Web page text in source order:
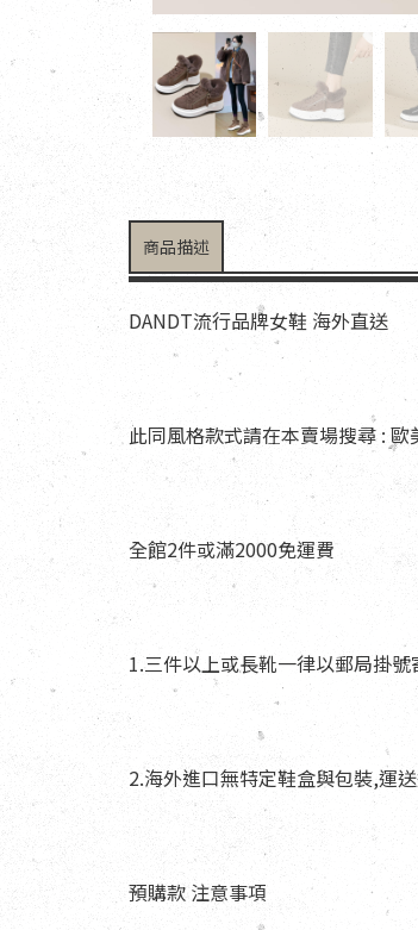
商品描述
DANDT流行品牌女鞋 海外直送
此同風格款式請在本賣場搜尋 : 歐
全館2件或滿2000免運費
1.三件以上或長靴一律以郵局掛
2.海外進口無特定鞋盒與包裝,運
預購款 注意事項